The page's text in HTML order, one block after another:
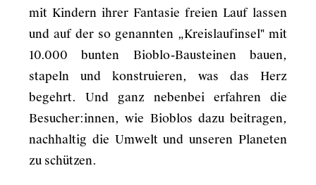
mit Kindern ihrer Fantasie freien Lauf lassen
und auf der so genannten „Kreislaufinsel" mit
10.000 bunten Bioblo-Bausteinen bauen,
stapeln und konstruieren, was das Herz
begehrt. Und ganz nebenbei erfahren die
Besucher:innen, wie Bioblos dazu beitragen,
nachhaltig die Umwelt und unseren Planeten
zu schützen.